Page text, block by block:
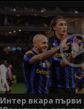
Интер вкара първи